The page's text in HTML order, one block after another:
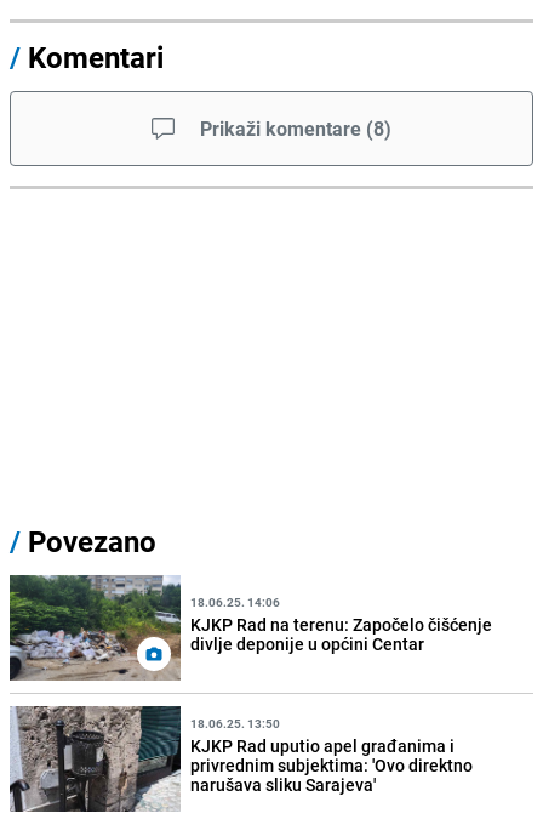
/ Komentari
Prikaži komentare (8)
/ Povezano
18.06.25. 14:06
KJKP Rad na terenu: Započelo čišćenje
divlje deponije u općini Centar
18.06.25. 13:50
KJKP Rad uputio apel građanima i
privrednim subjektima: 'Ovo direktno
narušava sliku Sarajeva'